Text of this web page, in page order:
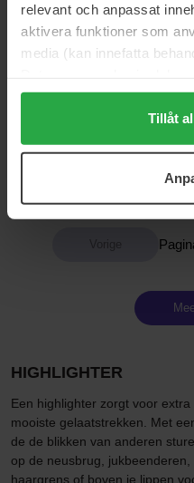
relevant och anpassat
aktivera funktioner som
media (kan innefatta
Genom att trycka på
alla cookies, medan du
användningen av cookies.
samt vår Integritetspolicy.
Tillåt
Satin Duo Highlighter
6 g
35 €
6,5 g
Niet op
HIGHLIGHTER
Een highlighter zorgt voor
mooiste gelaatstrekken. Met
de de blikken van anderen
op de neusbrug,
haargrens of boven je lippen